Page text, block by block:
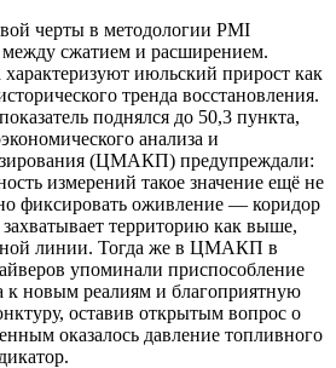
черты в методологии PMI
между сжатием и расширением.
июльский прирост как
тренда восстановления.
поднялся до 50,3 пункта,
анализа и
(ЦМАКП) предупреждали:
измерений такое значение ещё не
фиксировать оживление — коридор
территорию как выше,
линии. Тогда же в ЦМАКП в
упоминали приспособление
к новым реалиям и благоприятную
оставив открытым вопрос о
оказалось давление топливного